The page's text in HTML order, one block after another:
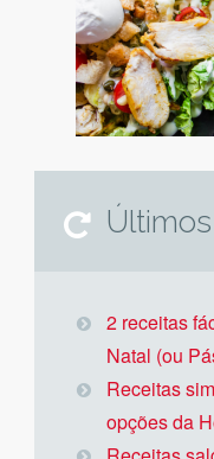
2 receitas
Natal (ou
Receitas
opções da